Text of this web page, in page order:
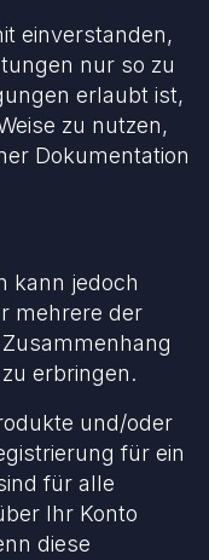
einverstanden,
nur so zu
erlaubt ist,
zu nutzen,
Dokumentation
kann jedoch
mehrere der
erbringen.
und/oder
für ein
für alle
Ihr Konto
diese